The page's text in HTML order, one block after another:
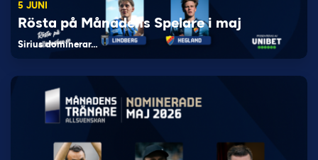
5 JUNI
Rösta på Månadens Spelare i maj
Sirius dominerar…